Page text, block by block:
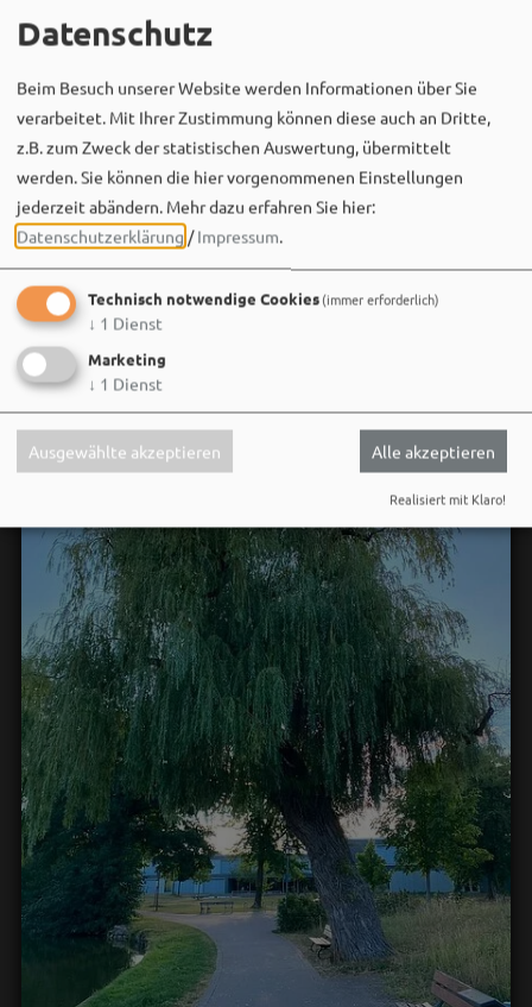
Bergwaldtheater
06. August um 18:08 via Facebook
Sei wie Luisa & Chiara!
Komm am 08.08. ins Bergwaldtheater und hol dir deinen
neuen Ohrwurm. 🎤✨
Gute Musik, beste Stimmung und ein Sommerabend,
der im Kopf bleibt. 🌿🎵
Wir sehen uns…
Datenschutz
Beim Besuch unserer Website werden Informationen über Sie
verarbeitet. Mit Ihrer Zustimmung können diese auch an Dritte,
z.B. zum Zweck der statistischen Auswertung, übermittelt
werden. Sie können die hier vorgenommenen Einstellungen
jederzeit abändern. Mehr dazu erfahren Sie hier:
Datenschutzerklärung /Impressum.
Technisch notwendige Cookies(immer erforderlich)
↓ 1 Dienst
Marketing
↓ 1 Dienst
Ausgewählte akzeptieren Alle akzeptieren
Realisiert mit Klaro!